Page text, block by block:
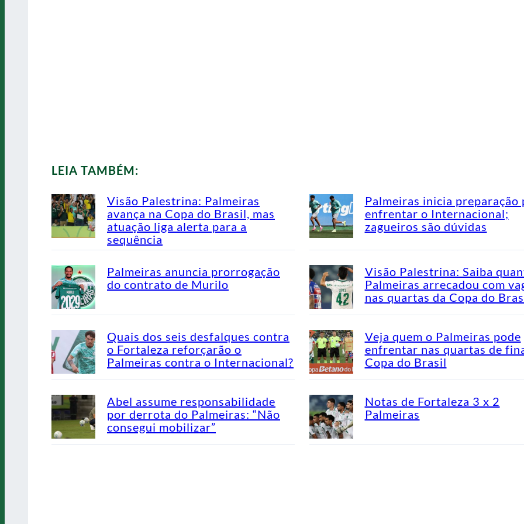
LEIA TAMBÉM:
Visão Palestrina: Palmeiras
avança na Copa do Brasil, mas
atuação liga alerta para a
sequência
Palmeiras inicia preparação
enfrentar o Internacional;
zagueiros são dúvidas
Palmeiras anuncia prorrogação
do contrato de Murilo
Visão Palestrina: Saiba
Palmeiras arrecadou com
nas quartas da Copa do
Quais dos seis desfalques contra
o Fortaleza reforçarão o
Palmeiras contra o Internacional?
Veja quem o Palmeiras pode
enfrentar nas quartas de
Copa do Brasil
Abel assume responsabilidade
por derrota do Palmeiras: “Não
consegui mobilizar”
Notas de Fortaleza 3 x 2
Palmeiras